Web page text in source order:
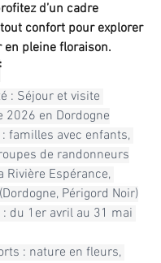
d’un cadre
confort pour explorer
en pleine floraison.
: Séjour et visite
2026 en Dordogne
familles avec enfants,
de randonneurs
Rivière Espérance,
Périgord Noir)
: du 1er avril au 31 mai
: nature en fleurs,